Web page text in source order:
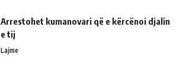
Arrestohet kumanovari që e kërcënoi djalin
e tij
Lajme